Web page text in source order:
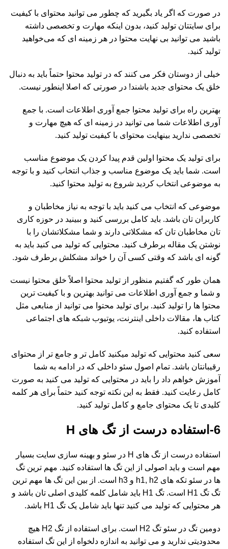
در صورت که اگر یاد بگیرید که چطور می توانید محتوای با کیفیت
برای سایتتان تولید کنید، بدون اینکه مهارت و تخصصی داشته
باشید می توانید بی نهایت محتوا در هر زمینه ای که می‌خواهید
تولید کنید.
خیلی از دوستان فکر می کنند که در تولید محتوا حتماً باید به دنبال
خلق یک محتوای جدید باشند! در صورتی که اصلا اینطور نیست.
بهترین راه برای تولید محتوا جمع آوری اطلاعات است. با جمع
آوری اطلاعات شما می توانید در زمینه ای که هیچ مهارت و
تخصصی ندارید بینهایت محتوای با کیفیت تولید کنید.
برای تولید یک محتوا اولین قدم پیدا کردن یک موضوع مناسب
است. شما باید یک موضوع مناسب و جذاب انتخاب کنید و با توجه
به موضوعی انتخاب کردید شروع به تولید محتوا کنید.
موضوعی که انتخاب می کنید باید با توجه به نیاز مخاطبان و
کاربران تان باشد. باید کامل بررسی کنید و ببینید در حوزه کاری
تان مخاطبان تان که مشکلاتی دارند و شما مشکلاتشان را با
نوشتن یک مقاله برطرف کنید. محتوایی که تولید می کنید باید به
گونه ای باشد که وقتی کسی آن را خواند مشکلش برطرف شود.
همان طور که گفتیم منظور از تولید محتوا اصلاً خلق محتوا نیست
و شما و جمع آوری اطلاعات می توانید بهترین و با کیفیت ترین
محتوا ها را تولید کنید. برای تولید محتوا می توانید از منابعی مثل
کتاب ها، مقالات داخلی اینترنت، یوتیوب شبکه های اجتماعی
استفاده کنید.
سعی کنید محتوایی که تولید میکنید کامل تر و جامع تر از محتوای
رقیبانتان باشد. تمام اصول سئو داخلی که در ادامه به شما
آموزش خواهم داد را باید در محتوایی که تولید می کنید به صورت
کامل رعایت کنید. فقط به این نکته توجه کنید حتماً برای هر کلمه
کلیدی تا یک محتوای جامع و کامل تولید کنید.
6-استفاده درست از تگ های H
استفاده درست از تگ های H در سئو و بهینه سازی سایت بسیار
مهم است و باید اصولی از این تگ ها استفاده کنید. مهم ترین تگ
ها در سئو تکه های h1, h2 و h3 است. از بین این تگ ها مهم ترین
تگ تگ H1 است. تگ H1 باید شامل کلمه کلیدی اصلی تان باشد و
هر محتوایی که تولید می کنید تنها باید شامل یک تگ H1 باشد.
دومین تگ در سئو تگ H2 است. برای استفاده از تگ H2 هیچ
محدودیتی ندارید و می توانید به اندازه دلخواه از این تگ استفاده